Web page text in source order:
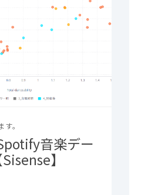
。
音楽デー
】